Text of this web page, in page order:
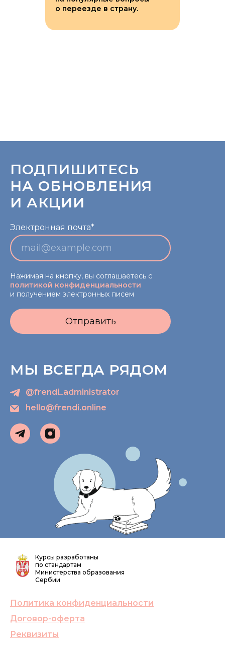
о переезде в страну.
ПОДПИШИТЕСЬ
НА ОБНОВЛЕНИЯ
И АКЦИИ
hello@frendi.online
@frendi_administrator
МЫ ВСЕГДА РЯДОМ
Электронная почта*
Нажимая на кнопку, вы соглашаетесь с
политикой конфиденциальности
и получением электронных писем
Отправить
Реквизиты
Договор-оферта
Политика конфиденциальности
Курсы разработаны
по стандартам
Министерства образования
Сербии